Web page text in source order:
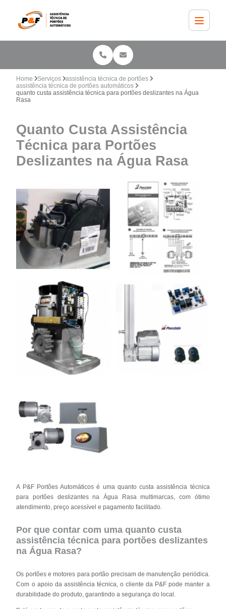
Home Serviços
assistência técnica de portões
assistência técnica de portões automáticos
quanto custa assistência técnica para portões deslizantes na Água
Rasa
Quanto Custa Assistência
Técnica para Portões
Deslizantes na Água Rasa
A P&F Portões Automáticos é uma quanto custa assistência técnica
para portões deslizantes na Água Rasa multimarcas, com ótimo
atendimento, preço acessível e pagamento facilitado.
Por que contar com uma quanto custa
assistência técnica para portões deslizantes
na Água Rasa?
Os portões e motores para portão precisam de manutenção periódica.
Com o apoio da assistência técnica, o cliente da P&F pode manter a
durabilidade do produto, garantindo a segurança do local.